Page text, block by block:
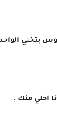
بتخلي
احلي منك .